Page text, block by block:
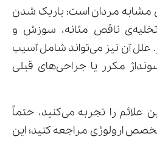
مشابه مردان است: باریک شدن
ناقص مثانه، سوزش و
علل آن نیز می‌تواند شامل آسیب
مکرر یا جراحی‌های قبلی
علائم را تجربه می‌کنید، حتماً
ارولوژی مراجعه کنید؛ این